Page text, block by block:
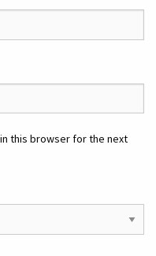
this browser for the next